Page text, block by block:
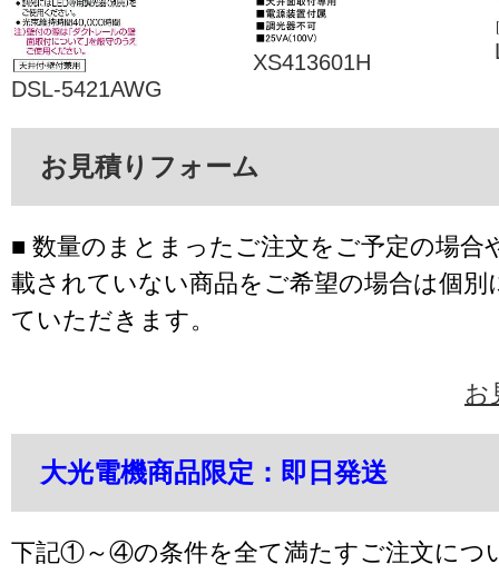
DSL-5421AWG
XS413601H
お見積りフォーム
■ 数量のまとまったご注文をご予定の場合
載されていない商品をご希望の場合は個別
ていただきます。
お
大光電機商品限定：即日発送
下記①～④の条件を全て満たすご注文につ